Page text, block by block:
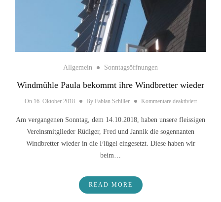
Allgemein Sonntagsöffnungen
Windmühle Paula bekommt ihre Windbretter wieder
On 16. Oktober 2018 By Fabian Schiller Kommentare deaktiviertfür
Am vergangenen Sonntag, dem 14.10.2018, haben unsere fleissigen
Vereinsmitglieder Rüdiger, Fred und Jannik die sogennanten
Windbretter wieder in die Flügel eingesetzt. Diese haben wir
beim…
READ MORE